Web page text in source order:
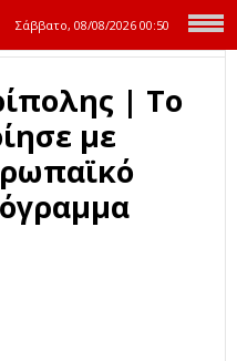
Σάββατο, 08/08/2026 00:50
| Το
με